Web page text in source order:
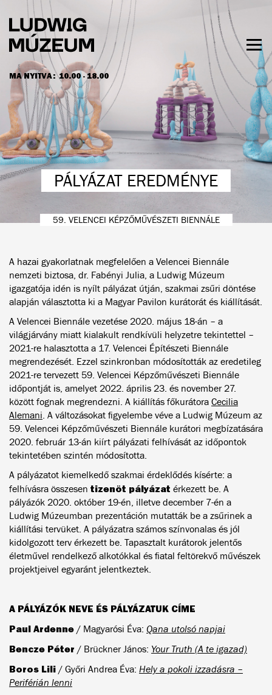
tartalomra
MA NYITVA: 10.00 - 18.00
NYITVATARTÁS ÉS JEGYÁRAK
PÁLYÁZAT EREDMÉNYE
59. VELENCEI KÉPZŐMŰVÉSZETI BIENNÁLE
A hazai gyakorlatnak megfelelően a Velencei Biennále
nemzeti biztosa, dr. Fabényi Julia, a Ludwig Múzeum
igazgatója idén is nyílt pályázat útján, szakmai zsűri döntése
alapján választotta ki a Magyar Pavilon kurátorát és kiállítását.
A Velencei Biennále vezetése 2020. május 18-án – a
világjárvány miatt kialakult rendkívüli helyzetre tekintettel –
2021-re halasztotta a 17. Velencei Építészeti Biennále
megrendezését. Ezzel szinkronban módosították az eredetileg
2021-re tervezett 59. Velencei Képzőművészeti Biennále
időpontját is, amelyet 2022. április 23. és november 27.
között fognak megrendezni. A kiállítás főkurátora Cecilia
Alemani. A változásokat figyelembe véve a Ludwig Múzeum az
59. Velencei Képzőművészeti Biennále kurátori megbízatására
2020. február 13-án kiírt pályázati felhívását az időpontok
tekintetében szintén módosította.
A pályázatot kiemelkedő szakmai érdeklődés kísérte: a
felhívásra összesen tizenöt pályázat érkezett be. A
pályázók 2020. október 19-én, illetve december 7-én a
Ludwig Múzeumban prezentáción mutatták be a zsűrinek a
kiállítási tervüket. A pályázatra számos színvonalas és jól
kidolgozott terv érkezett be. Tapasztalt kurátorok jelentős
életművel rendelkező alkotókkal és fiatal feltörekvő művészek
projektjeivel egyaránt jelentkeztek.
A PÁLYÁZÓK NEVE ÉS PÁLYÁZATUK CÍME
Paul Ardenne / Magyarósi Éva: Qana utolsó napjai
Bencze Péter / Brückner János: Your Truth (A te igazad)
Boros Lili / Győri Andrea Éva: Hely a pokoli izzadásra –
Periférián lenni